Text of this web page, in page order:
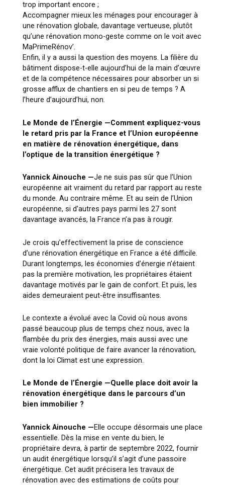
trop important encore ;
Accompagner mieux les ménages pour encourager à
une rénovation globale, davantage vertueuse, plutôt
qu’une rénovation mono-geste comme on le voit avec
MaPrimeRénov’.
Enfin, il y a aussi la question des moyens. La filière du
bâtiment dispose-t-elle aujourd’hui de la main d’œuvre
et de la compétence nécessaires pour absorber un si
grosse afflux de chantiers en si peu de temps ? A
l’heure d’aujourd’hui, non.
Le Monde de l’Énergie —Comment expliquez-vous
le retard pris par la France et l’Union européenne
en matière de rénovation énergétique, dans
l’optique de la transition énergétique ?
Yannick Ainouche —Je ne suis pas sûr que l’Union
européenne ait vraiment du retard par rapport au reste
du monde. Au contraire même. Et au sein de l’Union
européenne, si d’autres pays parmi les 27 sont
davantage avancés, la France n’a pas à rougir.
Je crois qu’effectivement la prise de conscience
d’une rénovation énergétique en France a été difficile.
Durant longtemps, les économies d’énergie n’étaient
pas la première motivation, les propriétaires étaient
davantage motivés par le gain de confort. Et puis, les
aides demeuraient peut-être insuffisantes.
Le contexte a évolué avec la Covid où nous avons
passé beaucoup plus de temps chez nous, avec la
flambée du prix des énergies, mais aussi avec une
vraie volonté politique de faire avancer la rénovation,
dont la loi Climat est une expression.
Le Monde de l’Énergie —Quelle place doit avoir la
rénovation énergétique dans le parcours d’un
bien immobilier ?
Yannick Ainouche —Elle occupe désormais une place
essentielle. Dès la mise en vente du bien, le
propriétaire devra, à partir de septembre 2022, fournir
un audit énergétique lorsqu’il s’agit d’une passoire
énergétique. Cet audit précisera les travaux de
rénovation avec des estimations de coûts pour